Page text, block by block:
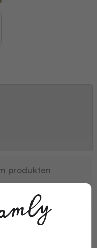
produkten
en lätt sur eftersmak.